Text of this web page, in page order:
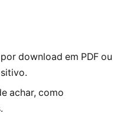
download em PDF ou
achar, como